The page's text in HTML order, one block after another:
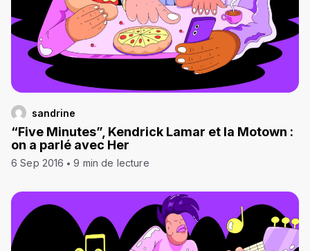
sandrine
“Five Minutes”, Kendrick Lamar et la Motown :
on a parlé avec Her
6 Sep 2016 9 min de lecture